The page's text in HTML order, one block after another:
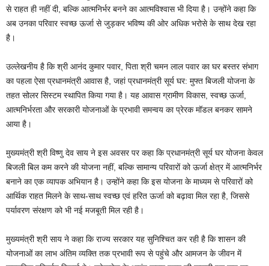
से राहत ही नहीं दी, बल्कि आत्मनिर्भर बनने का आत्मविश्वास भी दिया है। उन्होंने कहा कि
अब उनका परिवार स्वच्छ ऊर्जा से जुड़कर भविष्य की ओर अधिक भरोसे के साथ देख रहा
है।
उल्लेखनीय है कि श्री आनंद कुमार पवार, पिता श्री चमन लाल पवार का घर बस्तर संभाग
का पहला ऐसा प्रधानमंत्री आवास है, जहां प्रधानमंत्री सूर्य घर: मुफ्त बिजली योजना के
तहत सोलर सिस्टम स्थापित किया गया है। यह आवास ग्रामीण विकास, स्वच्छ ऊर्जा,
आत्मनिर्भरता और सरकारी योजनाओं के प्रभावी समन्वय का प्रेरक मॉडल बनकर सामने
आया है।
मुख्यमंत्री श्री विष्णु देव साय ने इस अवसर पर कहा कि प्रधानमंत्री सूर्य घर योजना केवल
बिजली बिल कम करने की योजना नहीं, बल्कि सामान्य परिवारों को ऊर्जा क्षेत्र में आत्मनिर्भर
बनाने का एक व्यापक अभियान है। उन्होंने कहा कि इस योजना के माध्यम से परिवारों को
आर्थिक राहत मिलने के साथ-साथ स्वच्छ एवं हरित ऊर्जा को बढ़ावा मिल रहा है, जिससे
पर्यावरण संरक्षण को भी नई मजबूती मिल रही है।
मुख्यमंत्री श्री साय ने कहा कि राज्य सरकार यह सुनिश्चित कर रही है कि शासन की
योजनाओं का लाभ अंतिम व्यक्ति तक प्रभावी रूप से पहुंचे और आमजन के जीवन में